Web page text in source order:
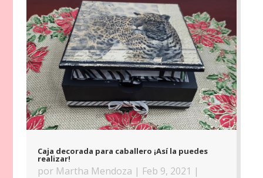
Caja decorada para caballero ¡Así la puedes
realizar!
por Martha Mendoza | Feb 9, 2021 |